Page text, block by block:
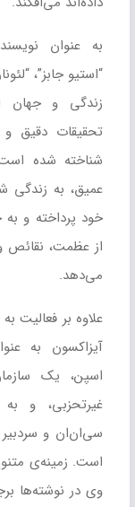
به عنوان نویسنده
“استیو جابز”، “لئوناردو
زندگی و جهان او”،
تحقیقات دقیق و سبک
شناخته شده است. وی
عمیق، به زندگی
خود پرداخته و به
از عظمت، نقائص و میراث
می‌دهد.
علاوه بر فعالیت به عنوان
آیزاکسون به عنوان
اسپن، یک سازمان
غیرتحزبی، و به
سی‌ان‌ان و سردبیر مجله
است. زمینه‌ی متنوع و
وی در نوشته‌ها برجسته